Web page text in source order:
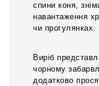
спини коня,
навантаження
чи прогулянках.
Виріб
чорному
додатково